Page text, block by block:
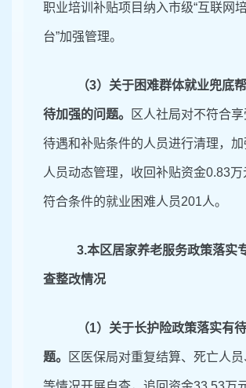
职业培训补贴项目纳入市级“互联网
台”加强管理。
（3）关于困难群体就业兜底
待加强的问题。 区人社局对不符合
待遇和补贴条件的人员进行清理，加
人员动态管理，收回补贴资金0.83万
符合条件的就业困难人员201人。
3.本区居家养老服务政策落实
查整改情况
（1）关于长护险政策落实有
题。 区医保局对重复结算、死亡人